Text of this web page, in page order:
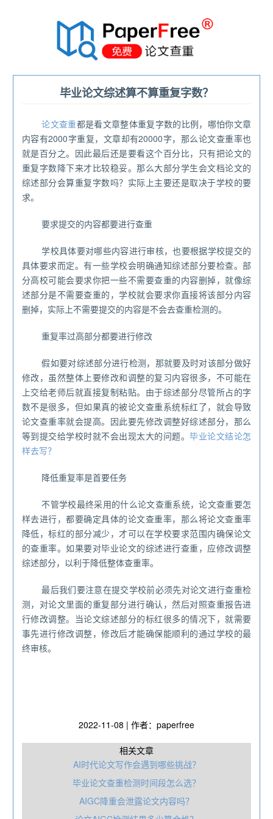
毕业论文综述算不算重复字数？
论文查重都是看文章整体重复字数的比例，哪怕你文章
内容有2000字重复，文章却有20000字，那么论文查重率也
就是百分之。因此最后还是要看这个百分比，只有把论文的
重复字数降下来才比较稳妥。那么大部分学生会文档论文的
综述部分会算重复字数吗？实际上主要还是取决于学校的要
求。
要求提交的内容都要进行查重
学校具体要对哪些内容进行审核，也要根据学校提交的
具体要求而定。有一些学校会明确通知综述部分要检查。部
分高校可能会要求你把一些不需要查重的内容删掉，就像综
述部分是不需要查重的，学校就会要求你直接将该部分内容
删掉，实际上不需要提交的内容是不会去查重检测的。
重复率过高部分都要进行修改
假如要对综述部分进行检测，那就要及时对该部分做好
修改，虽然整体上要修改和调整的复习内容很多，不可能在
上交给老师后就直接复制粘贴。由于综述部分尽管所占的字
数不是很多，但如果真的被论文查重系统标红了，就会导致
论文查重率就会提高。因此要先修改调整好综述部分，那么
等到提交给学校时就不会出现太大的问题。毕业论文结论怎
样去写？
降低重复率是首要任务
不管学校最终采用的什么论文查重系统，论文查重要怎
样去进行，都要确定具体的论文查重率，那么将论文查重率
降低，标红的部分减少，才可以在学校要求范围内确保论文
的查重率。如果要对毕业论文的综述进行查重，应修改调整
综述部分，以利于降低整体查重率。
最后我们要注意在提交学校前必须先对论文进行查重检
测，对论文里面的重复部分进行确认，然后对照查重报告进
行修改调整。当论文综述部分的标红很多的情况下，就需要
事先进行修改调整，修改后才能确保能顺利的通过学校的最
终审核。
2022-11-08 | 作者：paperfree
相关文章
AI时代论文写作会遇到哪些挑战？
毕业论文查重检测时间段怎么选？
AIGC降重会泄露论文内容吗？